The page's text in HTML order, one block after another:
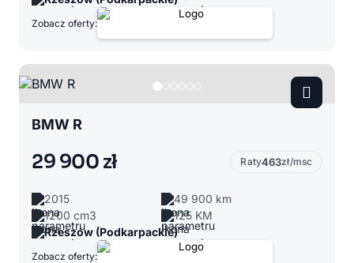
Zobacz oferty:
BMW R
29 900 zł Raty463zł/msc
2015
49 900 km
1200 cm3
125 KM
Rzeszów (Podkarpackie)
Zobacz oferty: